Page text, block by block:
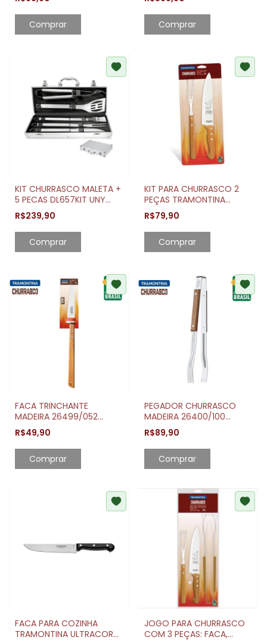
KIT CHURRASCO MALETA +
5 PECAS DL657KIT UNY
HOME
R$239,90
KIT PARA CHURRASCO 2
PEÇAS TRAMONTINA
BARBECUE SET
R$79,90
Comprar
FACA TRINCHANTE
MADEIRA 26499/052
TRAMONTINA
R$49,90
PEGADOR CHURRASCO
MADEIRA 26400/100
TRAMONTINA
R$89,90
FACA PARA COZINHA
TRAMONTINA ULTRACORTE
JOGO PARA CHURRASCO
COM 3 PEÇAS: FACA,